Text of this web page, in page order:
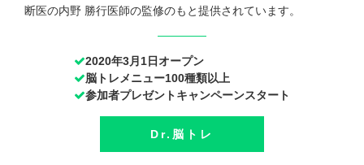
断医の内野 勝行医師の監修のもと提供されています。
2020年3月1日オープン
脳トレメニュー100種類以上
参加者プレゼントキャンペーンスタート
Dr.脳トレ